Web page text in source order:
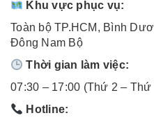
Khu vực phục vụ:
Toàn bộ TP.HCM, Bình
Đông Nam Bộ
Thời gian làm việc:
07:30 – 17:00 (Thứ 2 – Thứ
Hotline: